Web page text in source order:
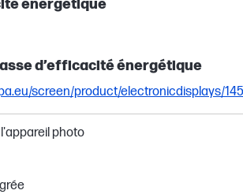
énergétique
d’efficacité énergétique
screen/product/electronicdisplays/
photo